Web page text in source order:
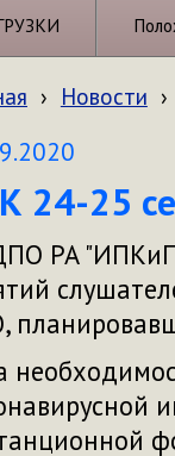
› Новости ›
24-25
РА